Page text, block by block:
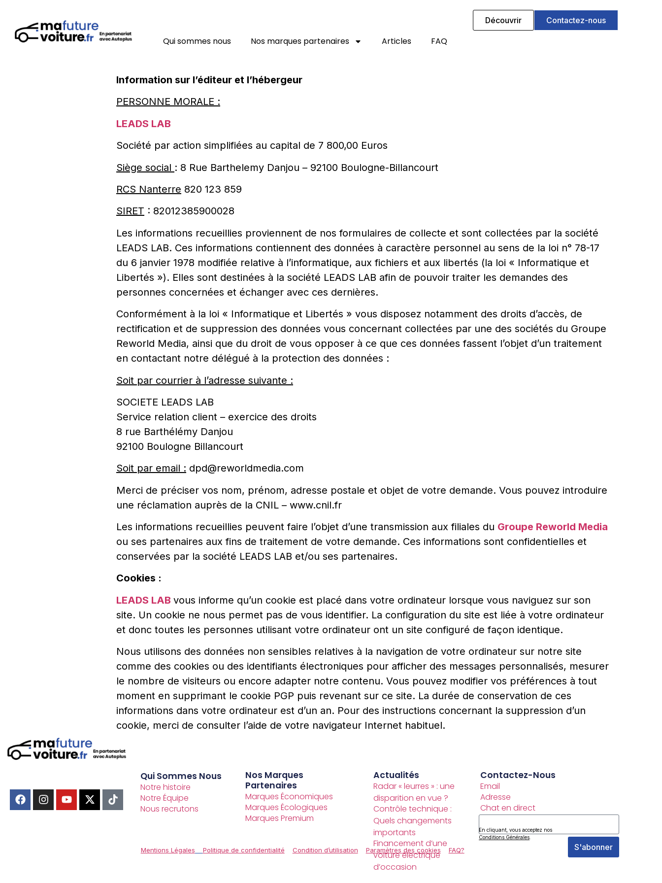
Qui sommes nous Nos marques partenaires Articles FAQ
Découvrir Contactez-nous
Information sur l’éditeur et l’hébergeur
PERSONNE MORALE :
LEADS LAB
Société par action simplifiées au capital de 7 800,00 Euros
Siège social : 8 Rue Barthelemy Danjou – 92100 Boulogne-Billancourt
RCS Nanterre 820 123 859
SIRET : 82012385900028
Les informations recueillies proviennent de nos formulaires de collecte et sont collectées par la société
LEADS LAB. Ces informations contiennent des données à caractère personnel au sens de la loi n° 78-17
du 6 janvier 1978 modifiée relative à l’informatique, aux fichiers et aux libertés (la loi « Informatique et
Libertés »). Elles sont destinées à la société LEADS LAB afin de pouvoir traiter les demandes des
personnes concernées et échanger avec ces dernières.
Conformément à la loi « Informatique et Libertés » vous disposez notamment des droits d’accès, de
rectification et de suppression des données vous concernant collectées par une des sociétés du Groupe
Reworld Media, ainsi que du droit de vous opposer à ce que ces données fassent l’objet d’un traitement
en contactant notre délégué à la protection des données :
Soit par courrier à l’adresse suivante :
SOCIETE LEADS LAB
Service relation client – exercice des droits
8 rue Barthélémy Danjou
92100 Boulogne Billancourt
Soit par email : dpd@reworldmedia.com
Merci de préciser vos nom, prénom, adresse postale et objet de votre demande. Vous pouvez introduire
une réclamation auprès de la CNIL – www.cnil.fr
Les informations recueillies peuvent faire l’objet d’une transmission aux filiales du Groupe Reworld Media
ou ses partenaires aux fins de traitement de votre demande. Ces informations sont confidentielles et
conservées par la société LEADS LAB et/ou ses partenaires.
Cookies :
LEADS LAB vous informe qu’un cookie est placé dans votre ordinateur lorsque vous naviguez sur son
site. Un cookie ne nous permet pas de vous identifier. La configuration du site est liée à votre ordinateur
et donc toutes les personnes utilisant votre ordinateur ont un site configuré de façon identique.
Nous utilisons des données non sensibles relatives à la navigation de votre ordinateur sur notre site
comme des cookies ou des identifiants électroniques pour afficher des messages personnalisés, mesurer
le nombre de visiteurs ou encore adapter notre contenu. Vous pouvez modifier vos préférences à tout
moment en supprimant le cookie PGP puis revenant sur ce site. La durée de conservation de ces
informations dans votre ordinateur est d’un an. Pour des instructions concernant la suppression d’un
cookie, merci de consulter l’aide de votre navigateur Internet habituel.
Qui Sommes Nous
Notre histoire
Notre Équipe
Nous recrutons
Nos Marques
Partenaires
Marques Économiques
Marques Écologiques
Marques Premium
Actualités
Radar « leurres » : une
disparition en vue ?
Contrôle technique :
Quels changements
importants
Financement d’une
voiture électrique
d’occasion
Contactez-Nous
Email
Adresse
Chat en direct
Adresse électronique
S'abonner
En cliquant, vous acceptez nos
Conditions Générales
Mentions Légales Politique de confidentialité Condition d’utilisation Paramètres des cookies FAQ?